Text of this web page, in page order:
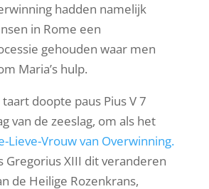
hadden namelijk
in Rome een
gehouden waar men
Maria’s hulp.
doopte paus Pius V 7
van de zeeslag, om als het
Lieve-Vrouw van Overwinning.
Gregorius XIII dit veranderen
de Heilige Rozenkrans,